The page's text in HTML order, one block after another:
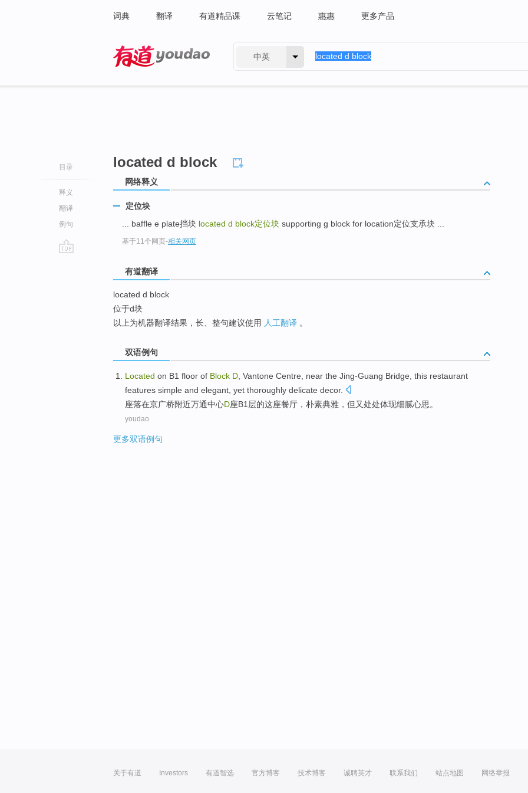
词典 翻译 有道精品课 云笔记 惠惠 更多产品
中英
目录
释义
翻译
例句
located d block
网络释义
定位块
... baffle e plate挡块 located d block定位块 supporting g block for location定位支承块 ...
基于11个网页-相关网页
有道翻译
located d block
位于d块
以上为机器翻译结果，长、整句建议使用 人工翻译 。
双语例句
Located on B1 floor of Block D Vantone Centre near the Jing-Guang Bridge , this restaurant
features simple and elegant yet thoroughly delicate decor.
座落在京广桥附近万通中心D座B1 层的这座餐厅 ， 朴素典雅 ， 但 又处处体现细腻心思。
youdao
更多双语例句
关于有道 Investors 有道智选 官方博客 技术博客 诚聘英才 联系我们 站点地图 网络举报